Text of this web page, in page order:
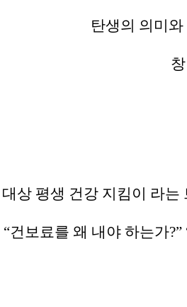
탄생의 의미
상 평생 건강 지킴이 라
건보료를 왜 내야 하는가